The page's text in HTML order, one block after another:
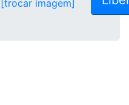
[trocar imagem]